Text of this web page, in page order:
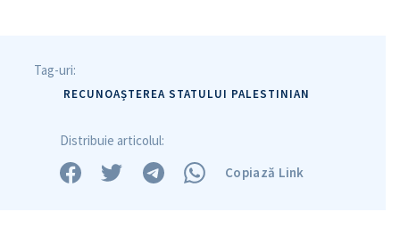
Tag-uri:
RECUNOAȘTEREA STATULUI PALESTINIAN
Distribuie articolul:
Copiază Link